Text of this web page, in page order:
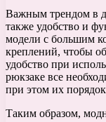
Важным трендом в
также удобство и
модели с большим
креплений, чтобы
удобство при
рюкзаке все
при этом их
Таким образом,